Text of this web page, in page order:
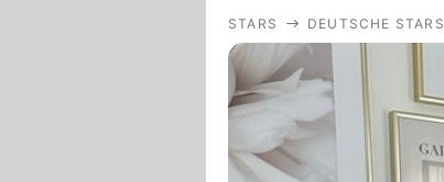
STARS DEUTSCHE STARS